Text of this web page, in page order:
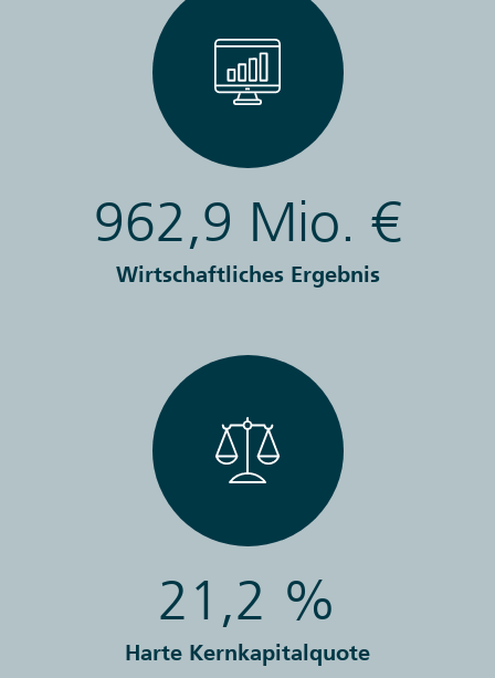
962,9 Mio. €
Wirtschaftliches Ergebnis
21,2 %
Harte Kernkapitalquote